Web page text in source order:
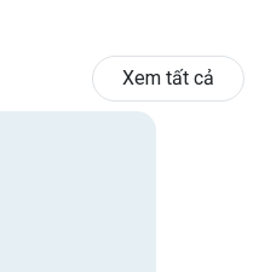
Xem tất cả